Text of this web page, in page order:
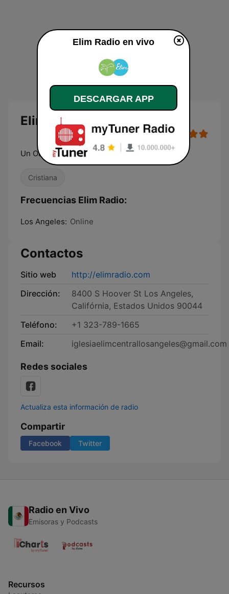
Elim Radio
Un Oasis Para Tu Vida Espiritual
Cristiana
Frecuencias Elim Radio:
Los Angeles: Online
Contactos
Sitio web
http://elimradio.com
Dirección:
8400 S Hoover St Los Angeles,
Califórnia, Estados Unidos 90044
Teléfono:
+1 323-789-1665
Email:
iglesiaelimcentrallosangeles@gmail.com
Redes sociales
Actualiza esta información de radio
Compartir
Facebook Twitter
Radio en Vivo
Emisoras y Podcasts
Recursos
Elim Radio en vivo
DESCARGAR APP